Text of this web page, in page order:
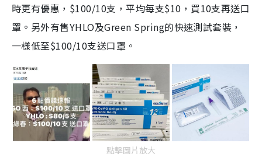
時更有優惠，$100/10支，平均每支$10，買10支再送口
罩。另外有售YHLO及Green Spring的快速測試套裝，
一樣低至$100/10支送口罩。
點擊圖片放大